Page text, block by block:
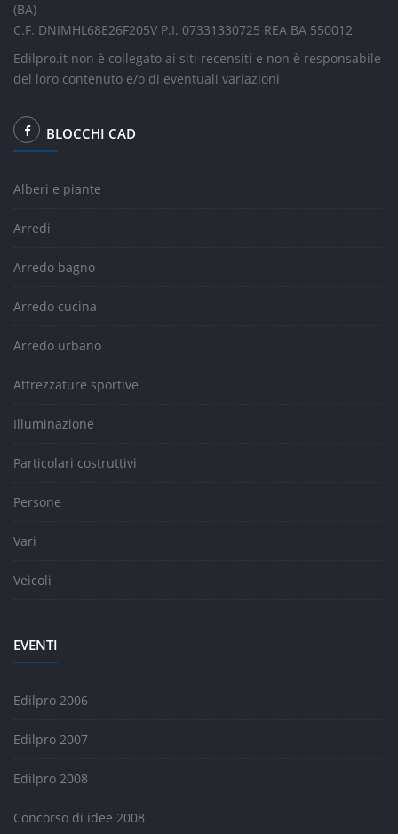
(BA)
C.F. DNIMHL68E26F205V P.I. 07331330725 REA BA 550012
Edilpro.it non è collegato ai siti recensiti e non è responsabile
del loro contenuto e/o di eventuali variazioni
BLOCCHI CAD
Alberi e piante
Arredi
Arredo bagno
Arredo cucina
Arredo urbano
Attrezzature sportive
Illuminazione
Particolari costruttivi
Persone
Vari
Veicoli
EVENTI
Edilpro 2006
Edilpro 2007
Edilpro 2008
Concorso di idee 2008